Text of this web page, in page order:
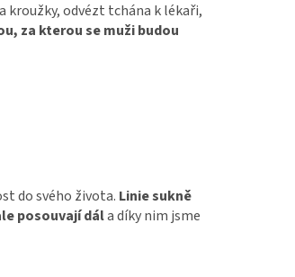
odvézt tchána k lékaři,
za kterou se muži budou
do svého života. Linie sukně
posouvají dála díky nim jsme